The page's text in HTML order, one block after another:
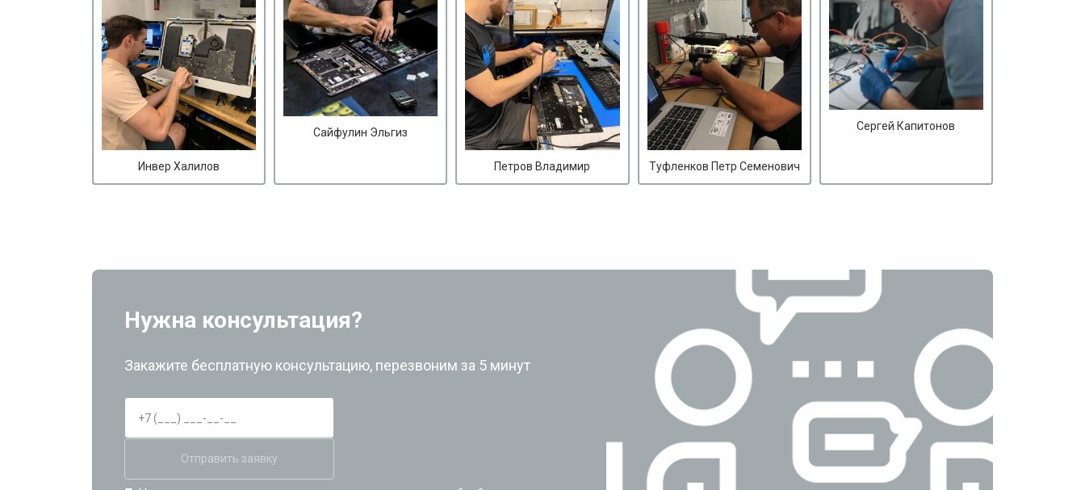
Инвер Халилов
Сайфулин Эльгиз
Петров Владимир Туфленков Петр Семенович
Сергей Капитонов
Нужна консультация?
Закажите бесплатную консультацию, перезвоним за 5 минут
Отправить заявку